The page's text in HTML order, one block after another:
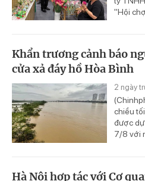
"Hội
Khẩn trương cảnh báo
cửa xả đáy hồ Hòa Bình
2 ngày
chiều
được
7/8 với
Hà Nội hợp tác với Cơ